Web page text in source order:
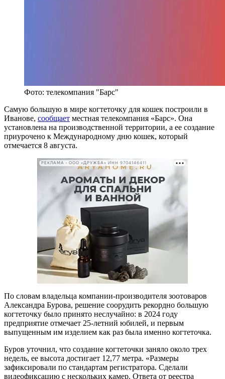
Фото: телекомпания "Барс"
Самую большую в мире когтеточку для кошек построили в
Иванове, сообщает местная телекомпания «Барс». Она
установлена на производственной территории, а ее создание
приурочено к Международному дню кошек, который
отмечается 8 августа.
РЕКЛАМА • ООО «ДРУЖБА» ИНН 9704146411
По словам владельца компании-производителя зоотоваров
Александра Бурова, решение соорудить рекордно большую
когтеточку было принято неслучайно: в 2024 году
предприятие отмечает 25-летний юбилей, и первым
выпущенным им изделием как раз была именно когтеточка.
Буров уточнил, что создание когтеточки заняло около трех
недель, ее высота достигает 12,77 метра. «Размеры
зафиксировали по стандартам регистратора. Сделали
видеофиксацию с нескольких камер. Ответа от реестра